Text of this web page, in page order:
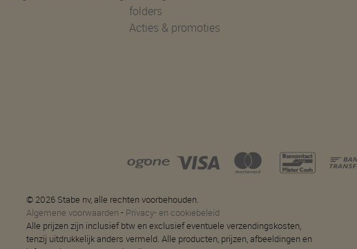
folders
Acties & promoties
© 2026 Stabe nv, alle rechten voorbehouden.
Algemene voorwaarden - Privacy- en cookiebeleid
Alle prijzen zijn inclusief btw en exclusief eventuele verzendingskosten,
tenzij uitdrukkelijk anders vermeld. Alle producten, prijzen, afbeeldingen en